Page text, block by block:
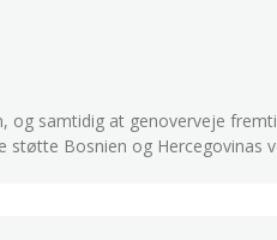
og samtidig at genoverveje
støtte Bosnien og Hercegovinas